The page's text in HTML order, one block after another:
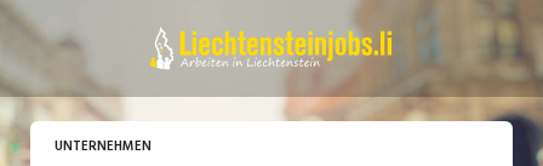
UNTERNEHMEN